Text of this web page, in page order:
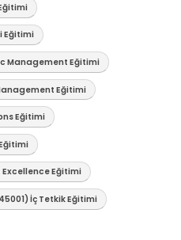
Eğitimi
Management Eğitimi
Eğitimi
Eğitimi
Excellence Eğitimi
İç Tetkik Eğitimi